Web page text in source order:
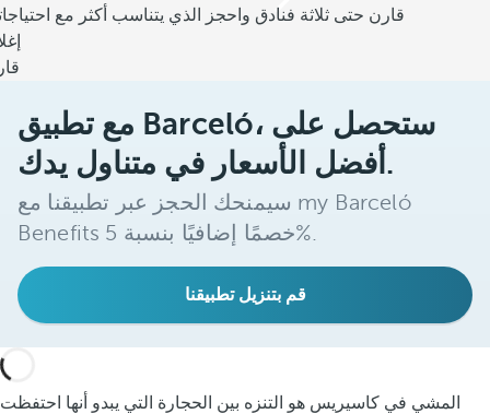
قارن حتى ثلاثة فنادق واحجز الذي يتناسب أكثر مع
مع تطبيق Barceló، ستحصل على
أفضل الأسعار في متناول يدك.
سيمنحك الحجز عبر تطبيقنا مع my Barceló
Benefits خصمًا إضافيًا بنسبة 5%.
قم بتنزيل تطبيقنا
المشي في كاسيريس هو التنزه بين الحجارة التي يبدو أنها احتفظت